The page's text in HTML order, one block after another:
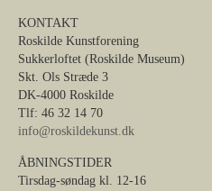
KONTAKT
Roskilde Kunstforening
Sukkerloftet (Roskilde Museum)
Skt. Ols Stræde 3
DK-4000 Roskilde
Tlf: 46 32 14 70
info@roskildekunst.dk
ÅBNINGSTIDER
Tirsdag-søndag kl. 12-16